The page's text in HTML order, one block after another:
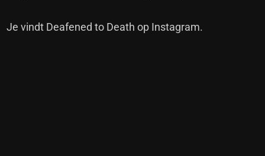
Je vindt Deafened to Death op Instagram.